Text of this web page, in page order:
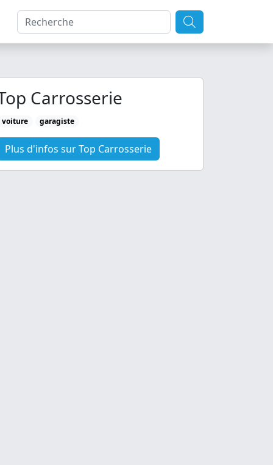
Carrosserie
voiture garagiste
Plus d'infos sur Top Carrosserie